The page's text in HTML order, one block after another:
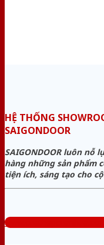
HỆ THỐNG
SAIGONDOOR
SAIGONDOOR luôn nỗ
hàng những sản phẩm
tiện ích, sáng tạo cho
www.cuathepcuanhua.com